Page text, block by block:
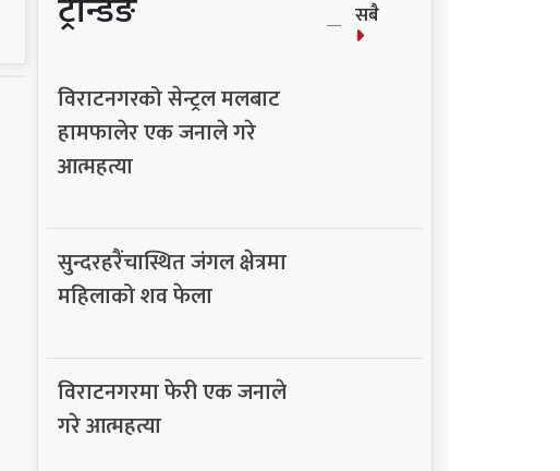
सबै
विराटनगरको सेन्ट्रल मलबाट
हामफालेर एक जनाले गरे
आत्महत्या
सुन्दरहरैंचास्थित जंगल क्षेत्रमा
महिलाको शव फेला
विराटनगरमा फेरी एक जनाले
गरे आत्महत्या